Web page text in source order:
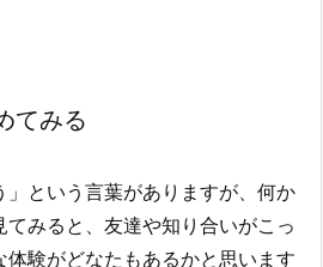
てみる
」という言葉がありますが、何か
みると、友達や知り合いがこっ
験がどなたもあるかと思います